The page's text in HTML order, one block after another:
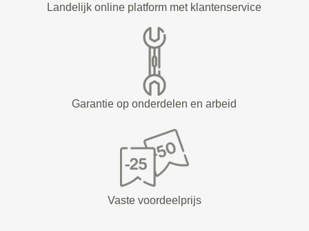
Landelijk online platform met klantenservice
Garantie op onderdelen en arbeid
Vaste voordeelprijs